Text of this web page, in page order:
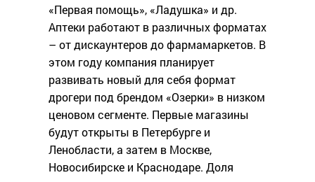
«Первая помощь», «Ладушка» и др.
Аптеки работают в различных форматах
– от дискаунтеров до фармамаркетов. В
этом году компания планирует
развивать новый для себя формат
дрогери под брендом «Озерки» в низком
ценовом сегменте. Первые магазины
будут открыты в Петербурге и
Ленобласти, а затем в Москве,
Новосибирске и Краснодаре. Доля